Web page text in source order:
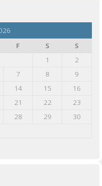
F S
S
1
2
7 8
9
14 15
16
21 22
23
28 29
30